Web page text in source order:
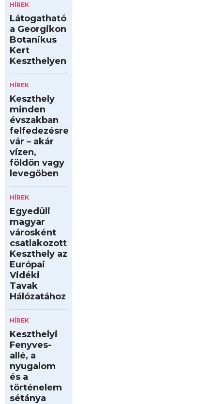
HÍREK
Látogatható
a Georgikon
Botanikus
Kert
Keszthelyen
HÍREK
Keszthely
minden
évszakban
felfedezésre
vár – akár
vízen,
földön vagy
levegőben
HÍREK
Egyedüli
magyar
városként
csatlakozott
Keszthely az
Európai
Vidéki
Tavak
Hálózatához
HÍREK
Keszthelyi
Fenyves-
allé, a
nyugalom
és a
történelem
sétánya